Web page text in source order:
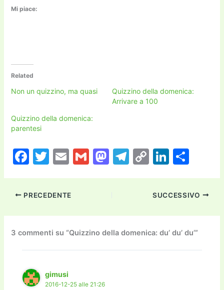
Mi piace:
Related
Non un quizzino, ma quasi
Quizzino della domenica:
Arrivare a 100
Quizzino della domenica:
parentesi
F
c
e
b
o
o
k
T
itt
er
E
ai
l
G
M
d
o
n
T
a
m
C
p
y
Li
n
k
Li
k
e
dI
n
n
di
vi
di
PRECEDENTE SUCCESSIVO
3 commenti su “Quizzino della domenica: du’ du’ du’”
gimusi
2016-12-25 alle 21:26